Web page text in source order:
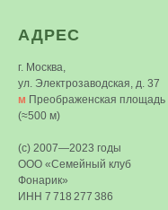
АДРЕС
г. Москва,
ул. Электрозаводская, д. 37
м Преображенская площадь
(≈500 м)
(c) 2007—2023 годы
ООО «Семейный клуб
Фонарик»
ИНН 7 718 277 386